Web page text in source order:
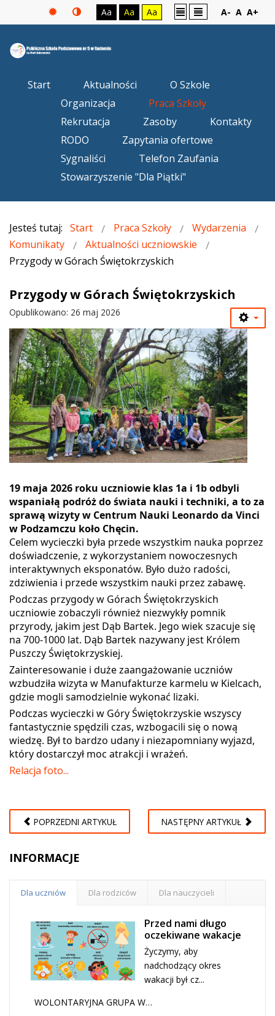
Aa Aa Aa A- A A+
Start Aktualności
O Szkole
Organizacja
Praca Szkoły
Rekrutacja
Zasoby
Kontakty
RODO
Zapytania ofertowe
Sygnaliści
Telefon Zaufania
Stowarzyszenie "Dla Piątki"
Jesteś tutaj: Start Praca Szkoły
Wydarzenia
Komunikaty
Aktualności uczniowskie
Przygody w Górach Świętokrzyskich
Przygody w Górach Świętokrzyskich
Opublikowano: 26 maj 2026
19 maja 2026 roku uczniowie klas 1a i 1b odbyli
wspaniałą podróż do świata nauki i techniki, a to za
sprawą wizyty w Centrum Nauki Leonardo da Vinci
w Podzamczu koło Chęcin.
Celem wycieczki była przede wszystkim nauka poprzez
doświadczenie, z wykorzystaniem nowoczesnych
interaktywnych eksponatów. Było dużo radości,
zdziwienia i przede wszystkim nauki przez zabawę.
Podczas przygody w Górach Świętokrzyskich
uczniowie zobaczyli również niezwykły pomnik
przyrody, jakim jest Dąb Bartek. Jego wiek szacuje się
na 700-1000 lat. Dąb Bartek nazywany jest Królem
Puszczy Świętokrzyskiej.
Zainteresowanie i duże zaangażowanie uczniów
wzbudziła wizyta w Manufakturze karmelu w Kielcach,
gdzie mogli samodzielnie wykonać lizaki.
Podczas wycieczki w Góry Świętokrzyskie wszyscy
fantastycznie spędzili czas, wzbogacili się o nową
wiedzę. Był to bardzo udany i niezapomniany wyjazd,
który dostarczył moc atrakcji i wrażeń.
Relacja foto...
POPRZEDNI ARTYKUŁ NASTĘPNY ARTYKUŁ
INFORMACJE
Dla uczniów Dla rodziców Dla nauczycieli
Przed nami długo
oczekiwane wakacje
Życzymy, aby
nadchodzący okres
wakacji był cz...
WOLONTARYJNA GRUPA W…